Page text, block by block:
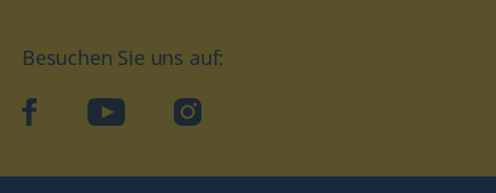
Besuchen Sie uns auf:
facebookYouTube Instagram